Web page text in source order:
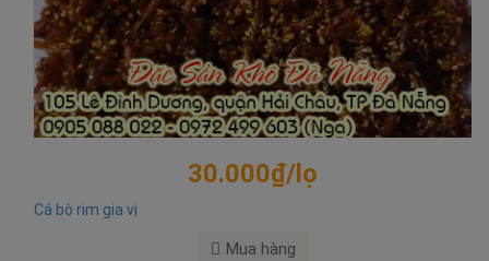
30.000₫/lọ
Cá bò rim gia vị
Mua hàng